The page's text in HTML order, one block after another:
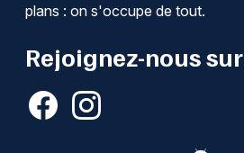
plans : on s'occupe de tout.
Rejoignez-nous sur